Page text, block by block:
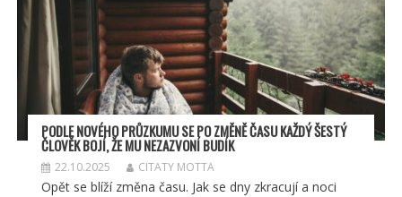
PODLE NOVÉHO PRŮZKUMU SE PO ZMĚNĚ ČASU KAŽDÝ ŠESTÝ
ČLOVĚK BOJÍ, ŽE MU NEZAZVONÍ BUDÍK
22.10.2025 CITATY MOTTA
Opět se blíží změna času. Jak se dny zkracují a noci